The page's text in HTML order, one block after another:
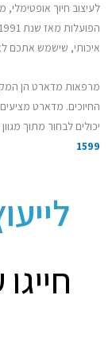
לעיצוב חיוך
איכותי, שישמש אתכם
מרפאות מדארט הן
החיוכים. מדארט
יכולים לבחור מתוך
1599